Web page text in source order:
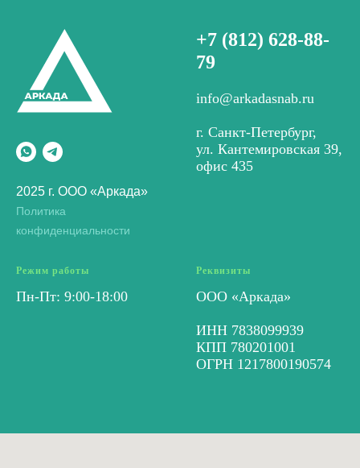
2025 г. ООО «Аркада»
Политика
конфиденциальности
+7 (812) 628-88-
79
info@arkadasnab.ru
г. Санкт-Петербург,
ул. Кантемировская 39,
офис 435
Режим работы
Пн-Пт: 9:00-18:00
Реквизиты
ООО «Аркада»
ИНН 7838099939
КПП 780201001
ОГРН 1217800190574